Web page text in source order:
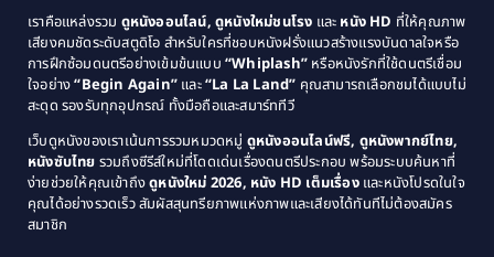
Coming of Age ก้าวพ้นวัย(1)
Coming-of-Age(3)
Community(1)
Crime อาชญากรรม(78)
1979
1978
1976
1975
1974
1971
1970
1969
1968
1964
1963
เราคือแหล่งรวม ดูหนังออนไลน์, ดูหนังใหม่ชนโรง และ หนัง HD ที่ให้คุณภาพ
เสียงคมชัดระดับสตูดิโอ สำหรับใครที่ชอบหนังฝรั่งแนวสร้างแรงบันดาลใจหรือ
การฝึกซ้อมดนตรีอย่างเข้มข้นแบบ “Whiplash” หรือหนังรักที่ใช้ดนตรีเชื่อม
ใจอย่าง“Begin Again” และ“La La Land” คุณสามารถเลือกชมได้แบบไม่
สะดุด รองรับทุกอุปกรณ์ ทั้งมือถือและสมาร์ททีวี
เว็บดูหนังของเราเน้นการรวมหมวดหมู่ ดูหนังออนไลน์ฟรี, ดูหนังพากย์ไทย,
หนังซับไทย รวมถึงซีรีส์ใหม่ที่โดดเด่นเรื่องดนตรีประกอบ พร้อมระบบค้นหาที่
ง่ายช่วยให้คุณเข้าถึงดูหนังใหม่ 2026, หนัง HD เต็มเรื่องและหนังโปรดในใจ
คุณได้อย่างรวดเร็ว สัมผัสสุนทรียภาพแห่งภาพและเสียงได้ทันทีไม่ต้องสมัคร
สมาชิก